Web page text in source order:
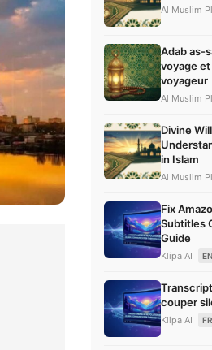
Al Muslim
Adab as-
voyage
voyageur
Al Muslim
Divine
in Islam
Al Muslim
Fix
Subtitles
Guide
Klipa AI EN
couper
Klipa AI FR